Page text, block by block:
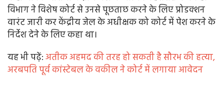
विभाग ने विशेष कोर्ट से उनसे पूछताछ करने के लिए प्रोडक्शन
वारंट जारी कर केंद्रीय जेल के अधीक्षक को कोर्ट में पेश करने के
निर्देश देने के लिए कहा था।
यह भी पढे़ं:अतीक अहमद की तरह हो सकती है सौरभ की हत्या,
अरबपति पूर्व कांस्टेबल के वकील ने कोर्ट में लगाया आवेदन